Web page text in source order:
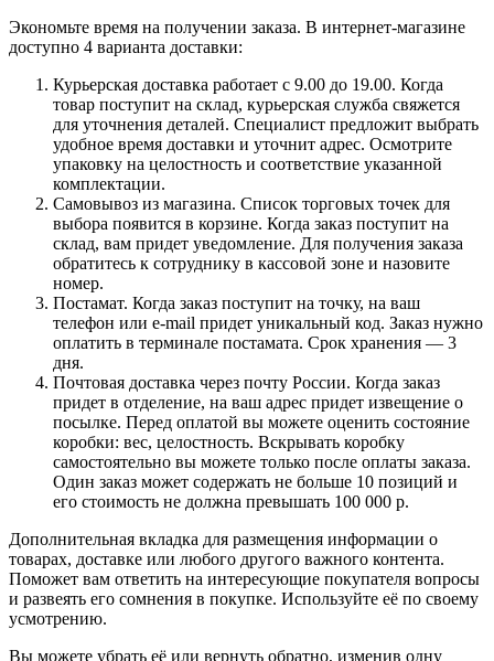
Экономьте время на получении заказа. В интернет-магазине
доступно 4 варианта доставки:
Курьерская доставка работает с 9.00 до 19.00. Когда
товар поступит на склад, курьерская служба свяжется
для уточнения деталей. Специалист предложит выбрать
удобное время доставки и уточнит адрес. Осмотрите
упаковку на целостность и соответствие указанной
комплектации.
Самовывоз из магазина. Список торговых точек для
выбора появится в корзине. Когда заказ поступит на
склад, вам придет уведомление. Для получения заказа
обратитесь к сотруднику в кассовой зоне и назовите
номер.
Постамат. Когда заказ поступит на точку, на ваш
телефон или e-mail придет уникальный код. Заказ нужно
оплатить в терминале постамата. Срок хранения — 3
дня.
Почтовая доставка через почту России. Когда заказ
придет в отделение, на ваш адрес придет извещение о
посылке. Перед оплатой вы можете оценить состояние
коробки: вес, целостность. Вскрывать коробку
самостоятельно вы можете только после оплаты заказа.
Один заказ может содержать не больше 10 позиций и
его стоимость не должна превышать 100 000 р.
Дополнительная вкладка для размещения информации о
товарах, доставке или любого другого важного контента.
Поможет вам ответить на интересующие покупателя вопросы
и развеять его сомнения в покупке. Используйте её по своему
усмотрению.
Вы можете убрать её или вернуть обратно, изменив одну